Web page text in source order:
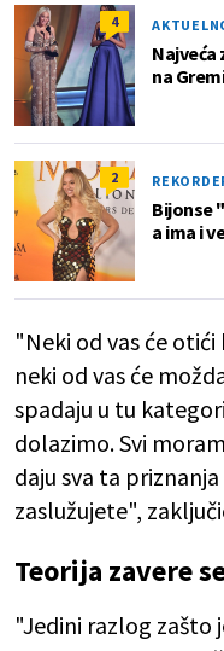
4
Najveća
na
2
Bijonse
a ima i
"Neki od vas će
neki od vas će
spadaju u tu
dolazimo. Svi
daju sva ta
zaslužujete",
Teorija zavere
"Jedini razlog zašto